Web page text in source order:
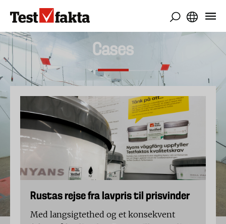
hovedindhold
Cases
Rustas rejse fra lavpris til prisvinder
Med langsigtethed og et konsekvent